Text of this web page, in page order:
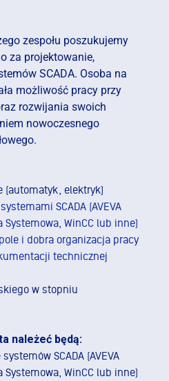
zespołu poszukujemy
za projektowanie,
SCADA. Osoba na
możliwość pracy przy
rozwijania swoich
nowoczesnego
(automatyk, elektryk)
SCADA (AVEVA
Systemowa, WinCC lub inne)
i dobra organizacja pracy
technicznej
w stopniu
należeć będą:
SCADA (AVEVA
Systemowa, WinCC lub inne)